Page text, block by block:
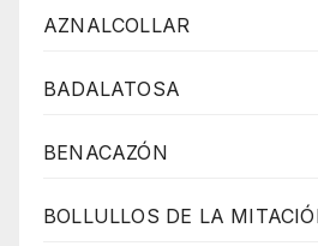
AZNALCOLLAR
BADALATOSA
BENACAZÓN
BOLLULLOS DE LA